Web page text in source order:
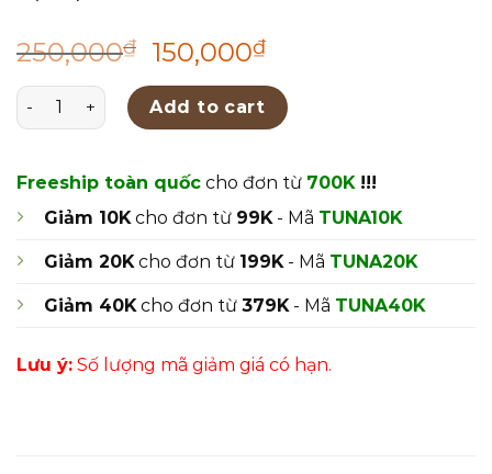
250,000₫ 150,000₫
Bánh Gạo Lứt Nguyên Hạt Nhiều Vị By Tuna quantity
Add to cart
Freeship toàn quốc cho đơn từ 700K !!!
Giảm 10Kcho đơn từ 99K- Mã TUNA10K
Giảm 20Kcho đơn từ 199K- Mã TUNA20K
Giảm 40Kcho đơn từ 379K- Mã TUNA40K
Lưu ý: Số lượng mã giảm giá có hạn.